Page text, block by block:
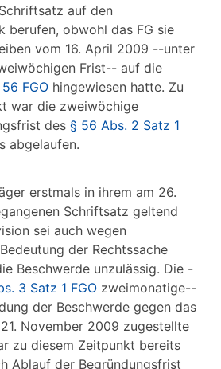
auf den
berufen, obwohl das FG sie
vom 16. April 2009 --unter
Frist-- auf die
FGO hingewiesen hatte. Zu
war die zweiwöchige
des § 56 Abs. 2 Satz 1
abgelaufen.
erstmals in ihrem am 26.
Schriftsatz geltend
sei auch wegen
der Rechtssache
Beschwerde unzulässig. Die -
3 Satz 1 FGO zweimonatige--
der Beschwerde gegen das
November 2009 zugestellte
zu diesem Zeitpunkt bereits
Ablauf der Begründungsfrist